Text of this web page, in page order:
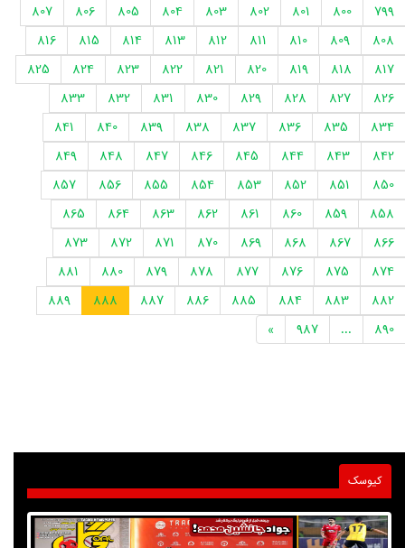
799
800
801
802
803
804
805
806
807
808
809
810
811
812
813
814
815
816
817
818
819
820
821
822
823
824
825
826
827
828
829
830
831
832
833
834
835
836
837
838
839
840
841
842
843
844
845
846
847
848
849
850
851
852
853
854
855
856
857
858
859
860
861
862
863
864
865
866
867
868
869
870
871
872
873
874
875
876
877
878
879
880
881
882
883
884
885
886
887
888
889
890
...
987
»
کیوسک